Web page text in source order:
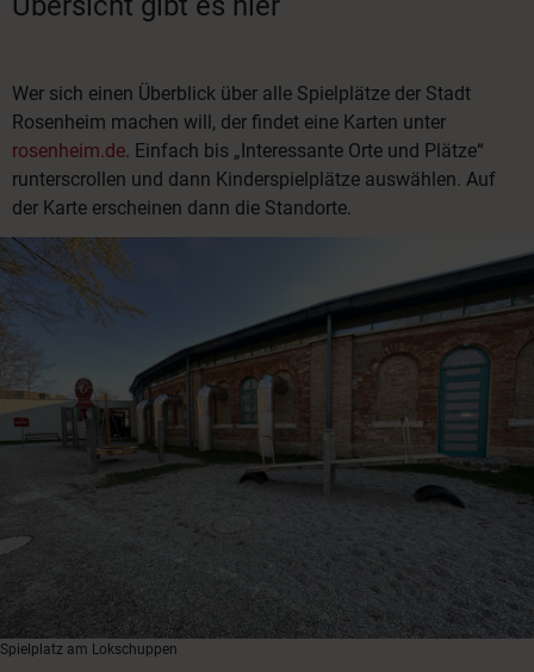
Wer sich einen Überblick über alle Spielplätze der Stadt
Rosenheim machen will, der findet eine Karten unter
rosenheim.de. Einfach bis „Interessante Orte und Plätze“
runterscrollen und dann Kinderspielplätze auswählen. Auf
der Karte erscheinen dann die Standorte.
Spielplatz am Lokschuppen